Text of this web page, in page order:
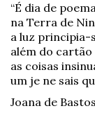
“É dia de
na Terra de
a luz principia-
além do
as coisas
um je ne sais
Joana de